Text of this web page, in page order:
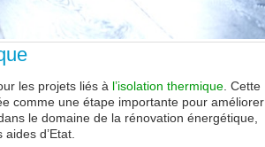
les projets liés à l’isolation thermique . Cette
comme une étape importante pour améliorer
le domaine de la rénovation énergétique,
d’Etat.